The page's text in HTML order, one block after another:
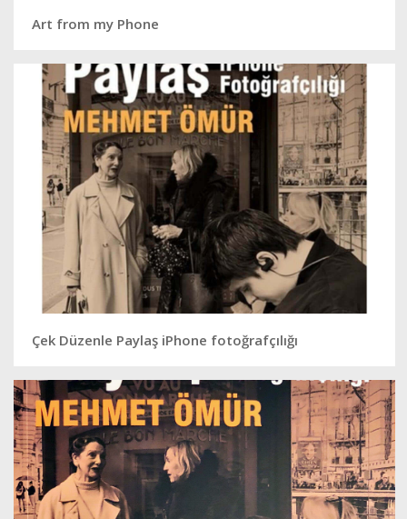
Art from my Phone
Çek Düzenle Paylaş iPhone fotoğrafçılığı